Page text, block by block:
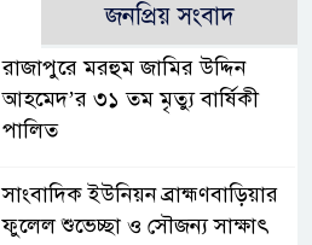
জনপ্রিয় সংবাদ
রাজাপুরে মরহুম জামির উদ্দিন
আহমেদ’র ৩১ তম মৃত্যু বার্ষিকী
পালিত
সাংবাদিক ইউনিয়ন ব্রাহ্মণবাড়িয়ার
ফুলেল শুভেচ্ছা ও সৌজন্য সাক্ষাৎ